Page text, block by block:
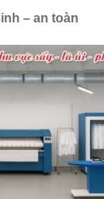
– an toàn